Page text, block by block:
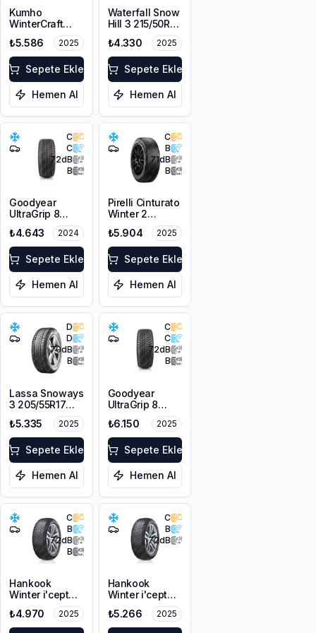
Kumho
WinterCraft
WI32 215/50R17
95T XL M+S
3PMSF Çivi
Delikli
₺5.586 2025
Sepete Ekle
Hemen Al
Waterfall Snow
Hill 3 215/50R17
₺4.330 2025
Sepete Ekle
Hemen Al
C
C
72dB
B
Goodyear
UltraGrip 8
Performance
215/50R17 95V
XL M+S FP
₺4.643 2024
Sepete Ekle
Hemen Al
C
B
71dB
B
Pirelli Cinturato
Winter 2
205/55R17 95H
XL M+S 3PMSF
₺5.904 2025
Sepete Ekle
Hemen Al
D
D
70dB
B
Lassa Snoways
3 205/55R17
95V XL M+S
3PMSF
₺5.335 2025
Sepete Ekle
Hemen Al
C
C
72dB
B
Goodyear
UltraGrip 8
Performance
215/50R17 95V
XL M+S FP
₺6.150 2025
Sepete Ekle
Hemen Al
C
B
72dB
B
Hankook
Winter i'cept
RS3 W462
215/55R16 97H
XL M+S 3PMSF
₺4.970 2025
C
B
72dB
Hankook
Winter i'cept
RS3 W462
215/50R17 95V
XL M+S 3PMSF
₺5.266 2025